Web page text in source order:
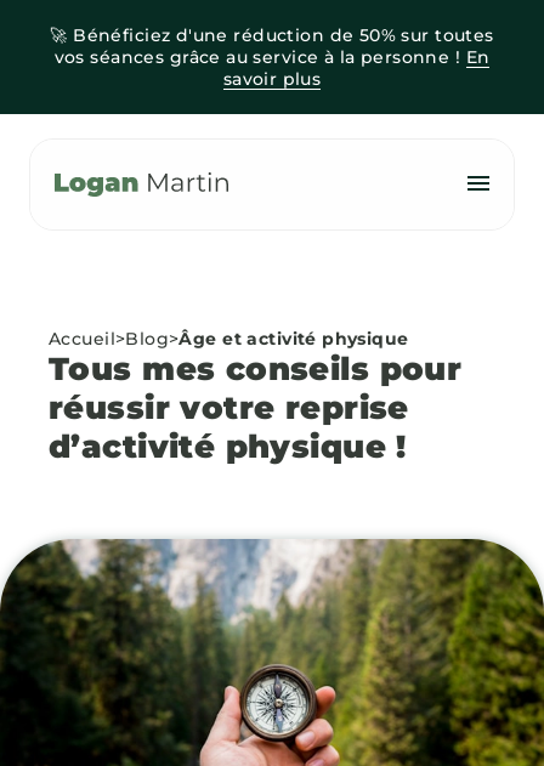
🚀 Bénéficiez d'une réduction de 50% sur toutes
vos séances grâce au service à la personne ! En
savoir plus
Accueil
Services à la personne
Blog
Accueil>Blog>Âge et activité physique
Tous mes conseils pour
réussir votre reprise
d’activité physique !